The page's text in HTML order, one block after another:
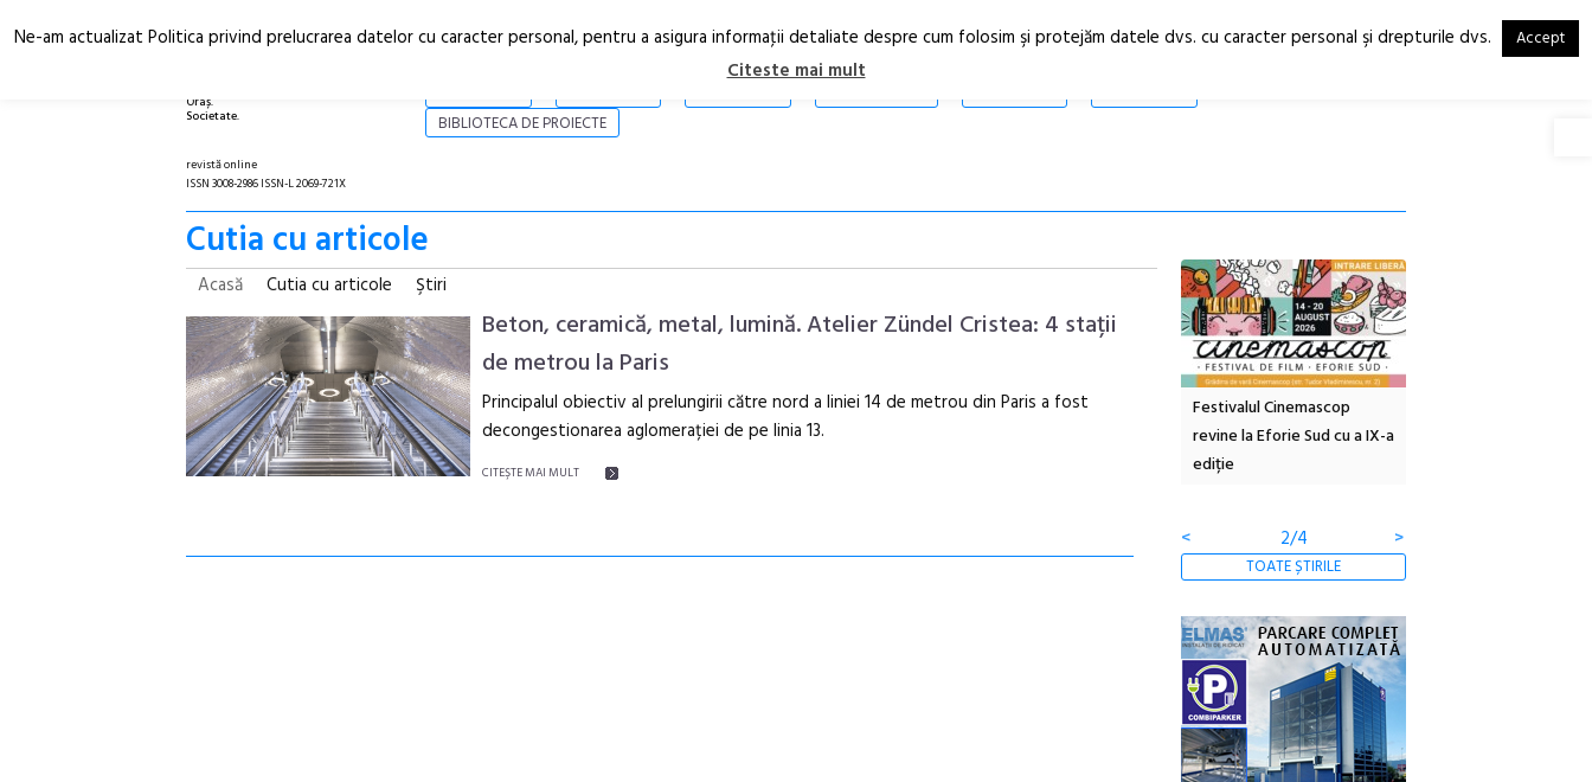
Oraș.
Societate.
RO
EN
BIBLIOTECA DE PROIECTE
revistă online
ISSN 3008-2986 ISSN-L 2069-721X
Cutia cu articole
Acasă Cutia cu articole Ştiri
Beton, ceramică, metal, lumină. Atelier Zündel Cristea: 4 stații
de metrou la Paris
Principalul obiectiv al prelungirii către nord a liniei 14 de metrou din Paris a fost
decongestionarea aglomerației de pe linia 13.
CITEŞTE MAI MULT
Anuala de artă urbană
Festivalul Cinemascop
revine la Eforie Sud cu a IX-a
ediție
<
2/4 >
TOATE ȘTIRILE
Ne-am actualizat Politica privind prelucrarea datelor cu caracter personal, pentru a asigura informaţii detaliate despre cum folosim şi protejăm datele dvs. cu caracter personal şi drepturile dvs. Accept
Citeste mai mult